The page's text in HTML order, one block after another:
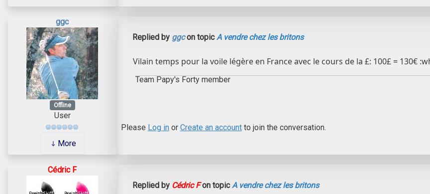
ggc
Offline
User
More
Replied by ggcon topicA vendre chez les britons
Vilain temps pour la voile légère en France avec le cours de la £: 100£ = 130€
Team Papy's Forty member
Please Log inor Create an accountto join the conversation.
Cédric F
Replied by Cédric Fon topicA vendre chez les britons